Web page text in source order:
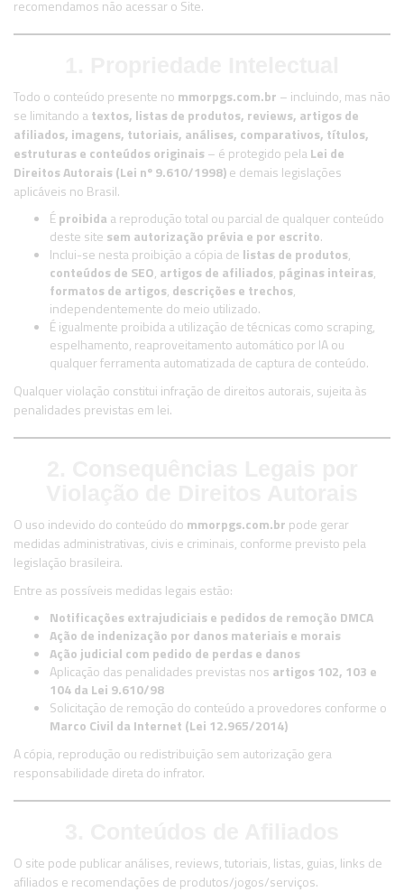
recomendamos não acessar o Site.
Todo o conteúdo presente no mmorpgs.com.br – incluindo, mas não
se limitando atextos, listas de produtos, reviews, artigos de
afiliados, imagens, tutoriais, análises, comparativos, títulos,
estruturas e conteúdos originais– é protegido pelaLei de
Direitos Autorais (Lei nº 9.610/1998)e demais legislações
aplicáveis no Brasil.
Éproibida a reprodução total ou parcial de qualquer conteúdo
deste site sem autorização prévia e por escrito.
Inclui-se nesta proibição a cópia de listas de produtos,
conteúdos de SEO, artigos de afiliados, páginas inteiras,
formatos de artigos, descrições e trechos,
independentemente do meio utilizado.
É igualmente proibida a utilização de técnicas como scraping,
espelhamento, reaproveitamento automático por IA ou
qualquer ferramenta automatizada de captura de conteúdo.
Qualquer violação constitui infração de direitos autorais, sujeita às
penalidades previstas em lei.
O uso indevido do conteúdo do mmorpgs.com.br pode gerar
medidas administrativas, civis e criminais, conforme previsto pela
legislação brasileira.
Entre as possíveis medidas legais estão:
Notificações extrajudiciais e pedidos de remoção DMCA
Ação de indenização por danos materiais e morais
Ação judicial com pedido de perdas e danos
Aplicação das penalidades previstas nos artigos 102, 103 e
104 da Lei 9.610/98
Solicitação de remoção do conteúdo a provedores conforme o
Marco Civil da Internet (Lei 12.965/2014)
A cópia, reprodução ou redistribuição sem autorização gera
responsabilidade direta do infrator.
O site pode publicar análises, reviews, tutoriais, listas, guias, links de
afiliados e recomendações de produtos/jogos/serviços.